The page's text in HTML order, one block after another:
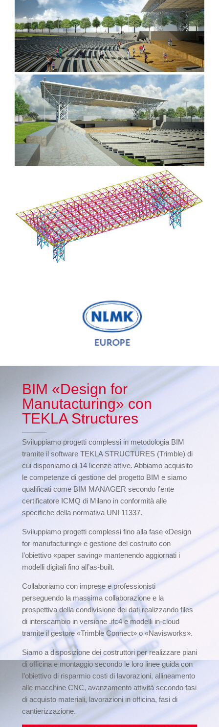
BIM «Design for
Manutacturing» con
TEKLA Structures
Sviluppiamo progetti complessi in metodologia BIM
tramite il software TEKLA STRUCTURES (Trimble) di
cui disponiamo di 14 licenze attive. Abbiamo acquisito
le competenze di gestione del progetto BIM e siamo
qualificati come BIM MANAGER secondo l’ente
certificatore ICMQ di Milano in conformità alle
specifiche della normativa UNI 11337.
Sviluppiamo progetti complessi fino alla fase «Design
for manufacturing» e gestione del costruito con
l’obiettivo «paper saving» mantenendo aggiornati i
modelli digitali fino all’as-built.
Collaboriamo con imprese e professionisti
perseguendo la massima collaborazione e la
prospettiva della condivisione dei dati realizzando files
di interscambio in versione .ifc4 e modelli in-cloud
tramite il gestore «Trimble Connect» o «Navisworks».
Siamo a disposizione dei costruttori per realizzare piani
di officina e montaggio secondo le loro linee guida con
l’obiettivo di risparmio costi di lavorazioni, allineamento
alle macchine CNC, avanzamento attività secondo fasi
di acquisto materiali, lavorazioni in officina, fasi di
cantierizzazione.